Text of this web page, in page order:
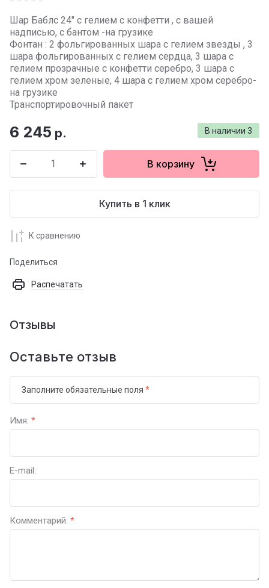
Шар Баблс 24" с гелием с конфетти , с вашей
надписью, с бантом -на грузике
Фонтан : 2 фольгированных шара с гелием звезды , 3
шара фольгированных с гелием сердца, 3 шара с
гелием прозрачные с конфетти серебро, 3 шара с
гелием хром зеленые, 4 шара с гелием хром серебро-
на грузике
Транспортировочный пакет
В наличии 3
6 245 р.
В корзину
Купить в 1 клик
К сравнению
Поделиться
Распечатать
Отзывы
Оставьте отзыв
Заполните обязательные поля *
Имя: *
E-mail:
Комментарий: *